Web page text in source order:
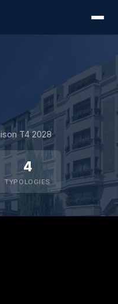
T4 2028
4
TYPOLOGIES